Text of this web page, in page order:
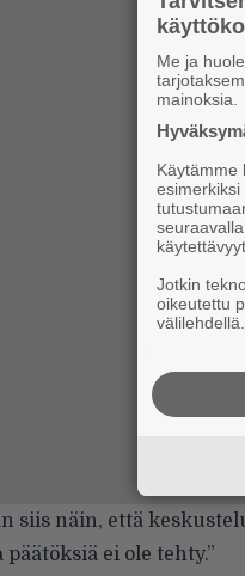
siis näin, että
ei ole tehty.”
Me ja
mainoksia.
Käytämme
Jotkin
oikeutettu
välilehdellä.